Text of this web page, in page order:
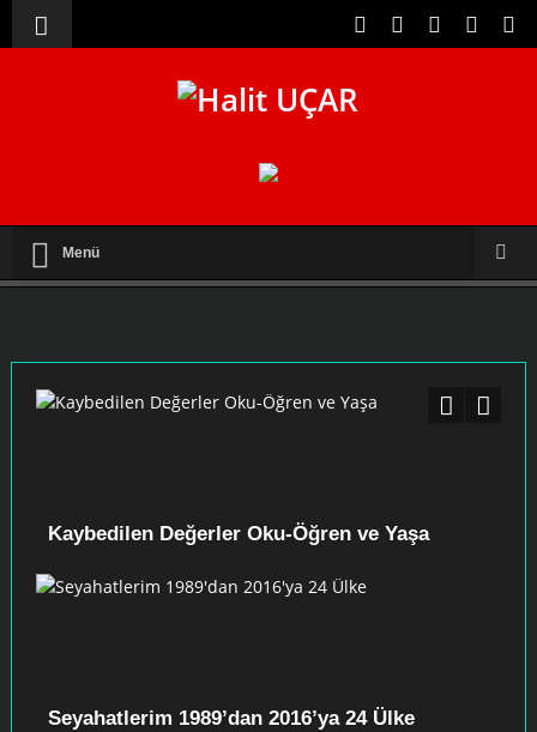
Menü
Kaybedilen Değerler Oku-Öğren ve Yaşa
Seyahatlerim 1989’dan 2016’ya 24 Ülke